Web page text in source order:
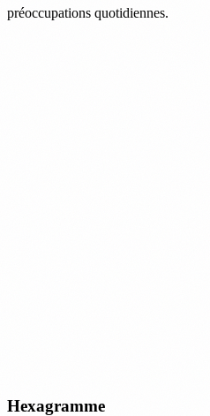
préoccupations quotidiennes.
Hexagramme